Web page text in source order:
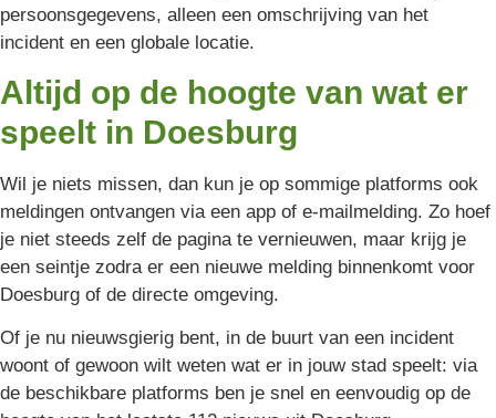
persoonsgegevens, alleen een omschrijving van het
incident en een globale locatie.
Altijd op de hoogte van wat er
speelt in Doesburg
Wil je niets missen, dan kun je op sommige platforms ook
meldingen ontvangen via een app of e-mailmelding. Zo hoef
je niet steeds zelf de pagina te vernieuwen, maar krijg je
een seintje zodra er een nieuwe melding binnenkomt voor
Doesburg of de directe omgeving.
Of je nu nieuwsgierig bent, in de buurt van een incident
woont of gewoon wilt weten wat er in jouw stad speelt: via
de beschikbare platforms ben je snel en eenvoudig op de